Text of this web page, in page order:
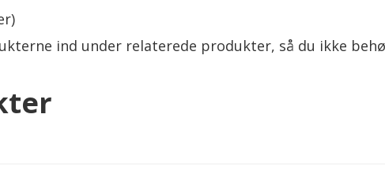
ind under relaterede produkter, så du ikke